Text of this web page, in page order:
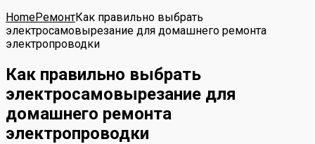
HomeРемонтКак правильно выбрать
электросамовырезание для домашнего ремонта
электропроводки
Как правильно выбрать
электросамовырезание для
домашнего ремонта
электропроводки